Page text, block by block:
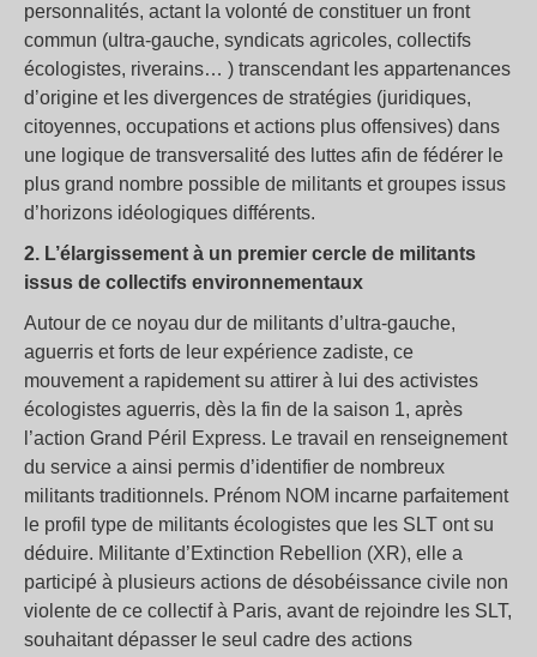
personnalités, actant la volonté de constituer un front
commun (ultra-gauche, syndicats agricoles, collectifs
écologistes, riverains… ) transcendant les appartenances
d’origine et les divergences de stratégies (juridiques,
citoyennes, occupations et actions plus offensives) dans
une logique de transversalité des luttes afin de fédérer le
plus grand nombre possible de militants et groupes issus
d’horizons idéologiques différents.
2. L’élargissement à un premier cercle de militants
issus de collectifs environnementaux
Autour de ce noyau dur de militants d’ultra-gauche,
aguerris et forts de leur expérience zadiste, ce
mouvement a rapidement su attirer à lui des activistes
écologistes aguerris, dès la fin de la saison 1, après
l’action Grand Péril Express. Le travail en renseignement
du service a ainsi permis d’identifier de nombreux
militants traditionnels. Prénom NOM incarne parfaitement
le profil type de militants écologistes que les SLT ont su
déduire. Militante d’Extinction Rebellion (XR), elle a
participé à plusieurs actions de désobéissance civile non
violente de ce collectif à Paris, avant de rejoindre les SLT,
souhaitant dépasser le seul cadre des actions